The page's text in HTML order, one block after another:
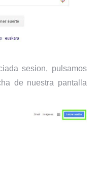
sesion, pulsamos
de nuestra pantalla